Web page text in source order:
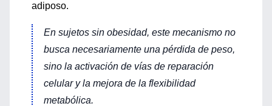
adiposo.
En sujetos sin obesidad, este mecanismo no
busca necesariamente una pérdida de peso,
sino la activación de vías de reparación
celular y la mejora de la flexibilidad
metabólica.